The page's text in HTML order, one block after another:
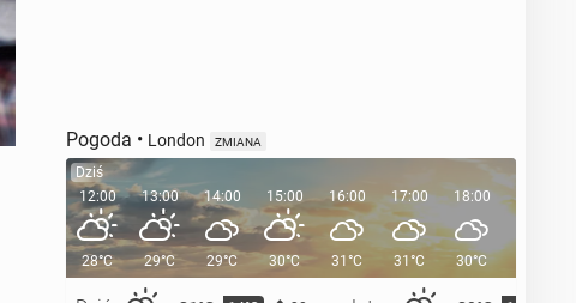
Pogoda • London ZMIANA
Dziś
12:00
28°C
13:00
29°C
14:00
29°C
15:00
30°C
16:00
31°C
17:00
31°C
18:00
30°C
19:00